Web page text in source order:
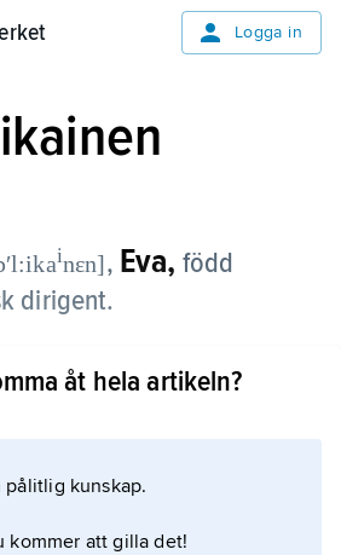
Logga in
inɛn], Eva, född
dirigent.
Panula och Leif
åt hela artikeln?
kunskap.
kommer att gilla det!